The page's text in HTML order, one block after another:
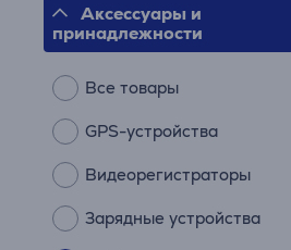
принадлежности
Все товары
GPS-устройства
Видеорегистраторы
Зарядные устройства